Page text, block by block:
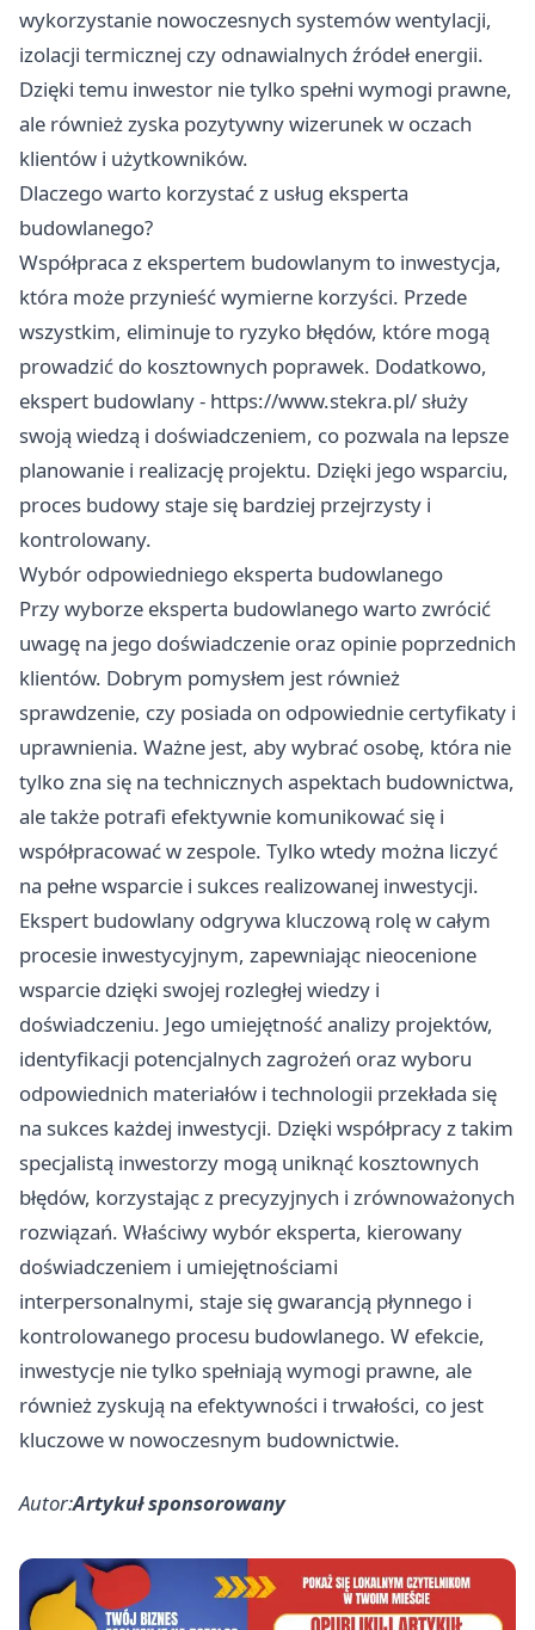
wykorzystanie nowoczesnych systemów wentylacji,
izolacji termicznej czy odnawialnych źródeł energii.
Dzięki temu inwestor nie tylko spełni wymogi prawne,
ale również zyska pozytywny wizerunek w oczach
klientów i użytkowników.
Dlaczego warto korzystać z usług eksperta
budowlanego?
Współpraca z ekspertem budowlanym to inwestycja,
która może przynieść wymierne korzyści. Przede
wszystkim, eliminuje to ryzyko błędów, które mogą
prowadzić do kosztownych poprawek. Dodatkowo,
ekspert budowlany - https://www.stekra.pl/ służy
swoją wiedzą i doświadczeniem, co pozwala na lepsze
planowanie i realizację projektu. Dzięki jego wsparciu,
proces budowy staje się bardziej przejrzysty i
kontrolowany.
Wybór odpowiedniego eksperta budowlanego
Przy wyborze eksperta budowlanego warto zwrócić
uwagę na jego doświadczenie oraz opinie poprzednich
klientów. Dobrym pomysłem jest również
sprawdzenie, czy posiada on odpowiednie certyfikaty i
uprawnienia. Ważne jest, aby wybrać osobę, która nie
tylko zna się na technicznych aspektach budownictwa,
ale także potrafi efektywnie komunikować się i
współpracować w zespole. Tylko wtedy można liczyć
na pełne wsparcie i sukces realizowanej inwestycji.
Ekspert budowlany odgrywa kluczową rolę w całym
procesie inwestycyjnym, zapewniając nieocenione
wsparcie dzięki swojej rozległej wiedzy i
doświadczeniu. Jego umiejętność analizy projektów,
identyfikacji potencjalnych zagrożeń oraz wyboru
odpowiednich materiałów i technologii przekłada się
na sukces każdej inwestycji. Dzięki współpracy z takim
specjalistą inwestorzy mogą uniknąć kosztownych
błędów, korzystając z precyzyjnych i zrównoważonych
rozwiązań. Właściwy wybór eksperta, kierowany
doświadczeniem i umiejętnościami
interpersonalnymi, staje się gwarancją płynnego i
kontrolowanego procesu budowlanego. W efekcie,
inwestycje nie tylko spełniają wymogi prawne, ale
również zyskują na efektywności i trwałości, co jest
kluczowe w nowoczesnym budownictwie.
Autor:Artykuł sponsorowany